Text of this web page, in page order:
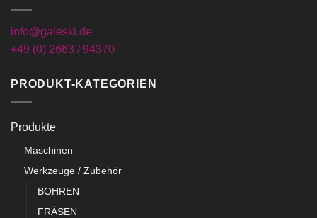
info@galeski.de
+49 (0) 2663 / 94370
PRODUKT-KATEGORIEN
Produkte
Maschinen
Werkzeuge / Zubehör
BOHREN
FRÄSEN